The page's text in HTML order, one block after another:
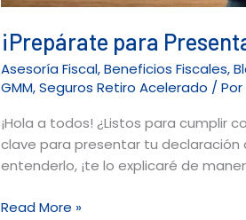
¡Prepárate para
Asesoría Fiscal,Beneficios Fiscales,
GMM,Seguros Retiro Acelerado / Por
¡Hola a todos! ¿Listos para cumplir
clave para presentar tu declaración
entenderlo, ¡te lo explicaré de
Read More »